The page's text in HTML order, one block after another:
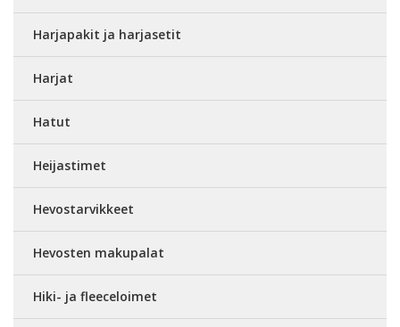
Harjapakit ja harjasetit
Harjat
Hatut
Heijastimet
Hevostarvikkeet
Hevosten makupalat
Hiki- ja fleeceloimet